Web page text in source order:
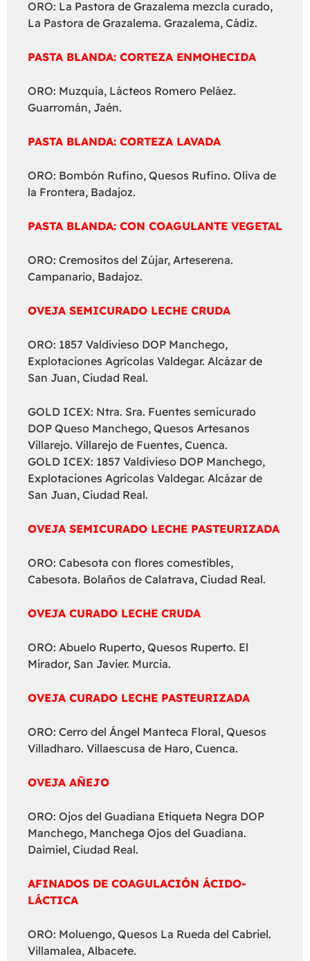
ORO: La Pastora de Grazalema mezcla curado,
La Pastora de Grazalema. Grazalema, Cádiz.
PASTA BLANDA: CORTEZA ENMOHECIDA
ORO: Muzquia, Lácteos Romero Peláez.
Guarromán, Jaén.
PASTA BLANDA: CORTEZA LAVADA
ORO: Bombón Rufino, Quesos Rufino. Oliva de
la Frontera, Badajoz.
PASTA BLANDA: CON COAGULANTE VEGETAL
ORO: Cremositos del Zújar, Arteserena.
Campanario, Badajoz.
OVEJA SEMICURADO LECHE CRUDA
ORO: 1857 Valdivieso DOP Manchego,
Explotaciones Agrícolas Valdegar. Alcázar de
San Juan, Ciudad Real.
GOLD ICEX: Ntra. Sra. Fuentes semicurado
DOP Queso Manchego, Quesos Artesanos
Villarejo. Villarejo de Fuentes, Cuenca.
GOLD ICEX: 1857 Valdivieso DOP Manchego,
Explotaciones Agrícolas Valdegar. Alcázar de
San Juan, Ciudad Real.
OVEJA SEMICURADO LECHE PASTEURIZADA
ORO: Cabesota con flores comestibles,
Cabesota. Bolaños de Calatrava, Ciudad Real.
OVEJA CURADO LECHE CRUDA
ORO: Abuelo Ruperto, Quesos Ruperto. El
Mirador, San Javier. Murcia.
OVEJA CURADO LECHE PASTEURIZADA
ORO: Cerro del Ángel Manteca Floral, Quesos
Villadharo. Villaescusa de Haro, Cuenca.
OVEJA AÑEJO
ORO: Ojos del Guadiana Etiqueta Negra DOP
Manchego, Manchega Ojos del Guadiana.
Daimiel, Ciudad Real.
AFINADOS DE COAGULACIÓN ÁCIDO-
LÁCTICA
ORO: Moluengo, Quesos La Rueda del Cabriel.
Villamalea, Albacete.